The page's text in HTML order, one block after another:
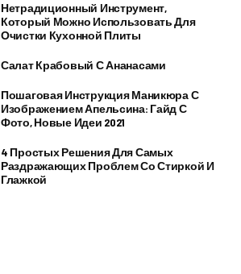
Нетрадиционный Инструмент,
Который Можно Использовать Для
Очистки Кухонной Плиты
Салат Крабовый С Ананасами
Пошаговая Инструкция Маникюра С
Изображением Апельсина: Гайд С
Фото, Новые Идеи 2021
4 Простых Решения Для Самых
Раздражающих Проблем Со Стиркой И
Глажкой